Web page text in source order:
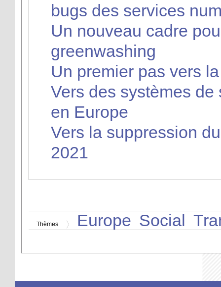
bugs des services
Un nouveau cadre
greenwashing
Un premier pas vers
Vers des systèmes
en Europe
Vers la suppression
2021
Thèmes Europe Social